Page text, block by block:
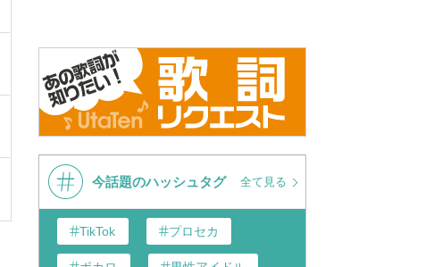
今話題のハッシュタグ 全て見る
TikTok プロセカ